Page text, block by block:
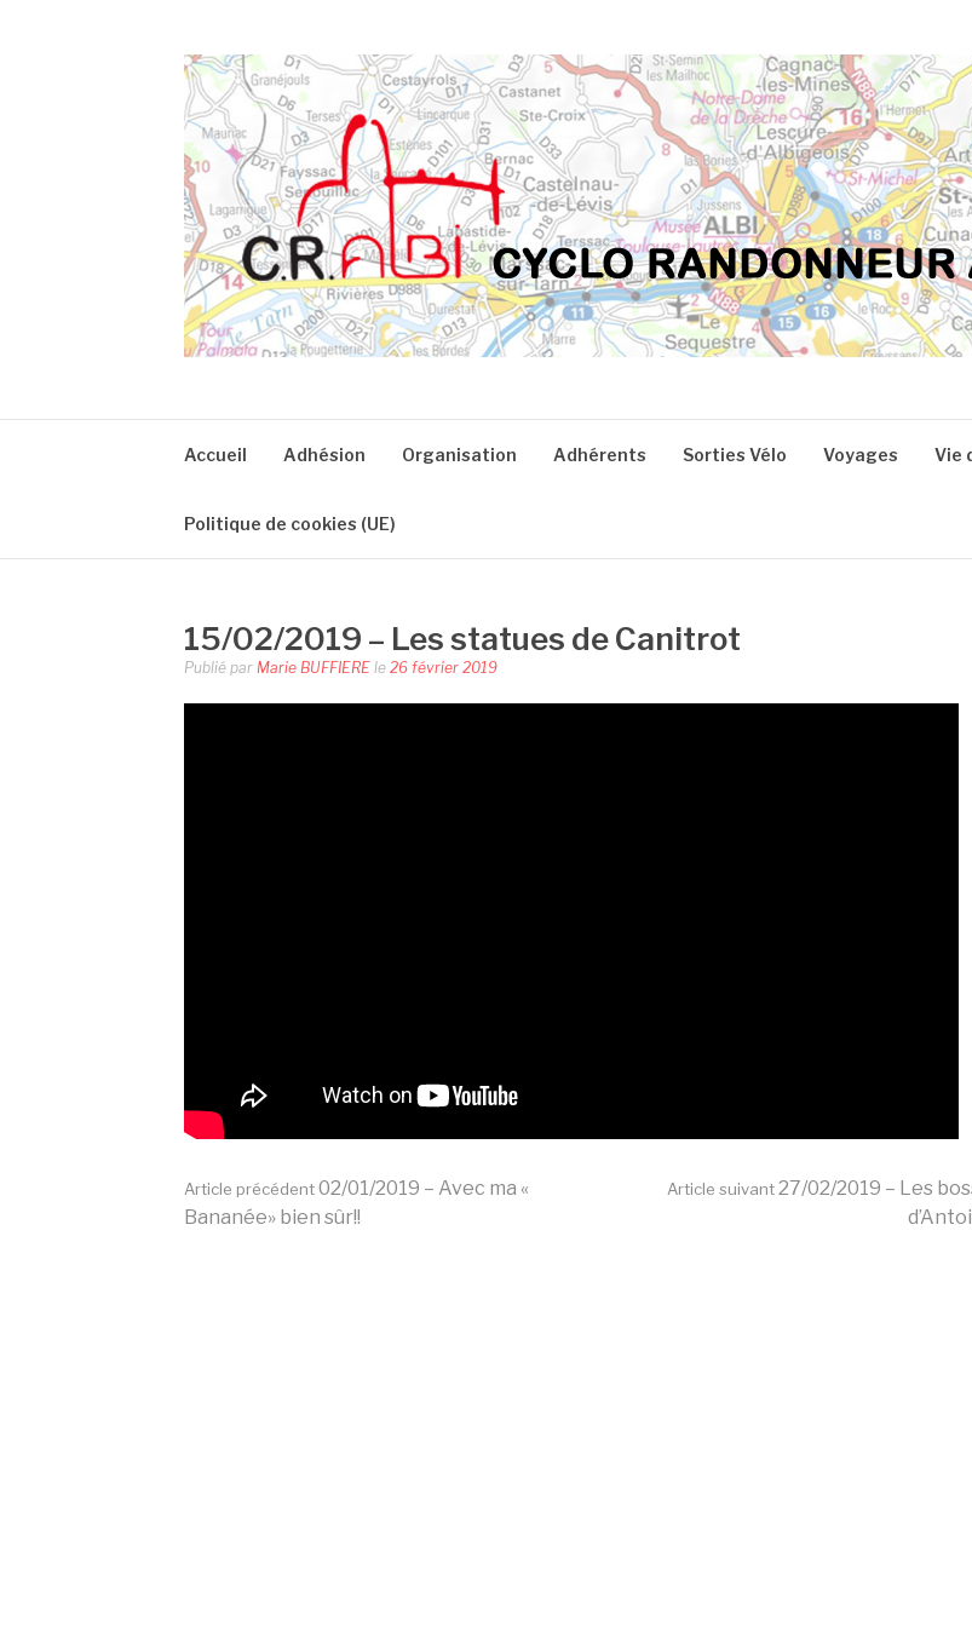
Accueil Adhésion Organisation Adhérents Sorties Vélo Voyages Vie
Politique de cookies (UE)
15/02/2019 – Les statues de Canitrot
Publié par Marie BUFFIERE le 26 février 2019
Lire
Article précédent02/01/2019 – Avec ma «
Bananée» bien sûr!!
Article suivant 27/02/2019 – Les